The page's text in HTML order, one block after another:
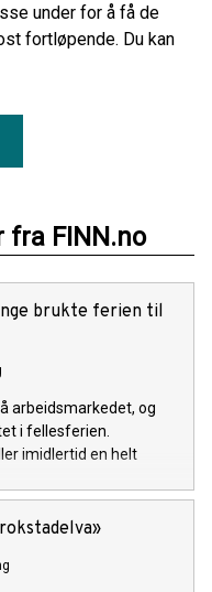
under for å få de
fortløpende. Du kan
fra FINN.no
brukte ferien til
arbeidsmarkedet, og
i fellesferien.
imidlertid en helt